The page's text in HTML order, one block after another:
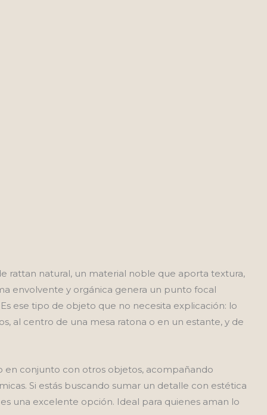
rattan natural, un material noble que aporta textura,
envolvente y orgánica genera un punto focal
ese tipo de objeto que no necesita explicación: lo
al centro de una mesa ratona o en un estante, y de
en conjunto con otros objetos, acompañando
Si estás buscando sumar un detalle con estética
una excelente opción. Ideal para quienes aman lo